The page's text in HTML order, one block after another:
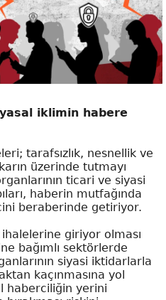
iklimin habere
tarafsızlık, nesnellik ve
üzerinde tutmayı
ticari ve siyasi
haberin mutfağında
beraberinde getiriyor.
giriyor olması
bağımlı sektörlerde
siyasi iktidarlarla
kaçınmasına yol
haberciliğin yerini